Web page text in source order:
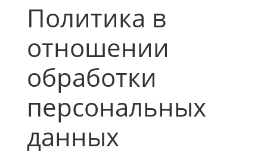
Политика в
отношении
обработки
персональных
данных